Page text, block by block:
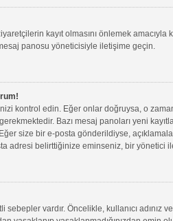
kayıt olmasını önlemek amacıyla
panosu yöneticisiyle iletişime geçin.
kontrol edin. Eğer onlar doğruysa, o
Bazı mesaj panoları yeni
size bir e-posta gönderildiyse,
adresi belirttiğinize eminseniz, bir yönetici
vardır. Öncelikle, kullanıcı